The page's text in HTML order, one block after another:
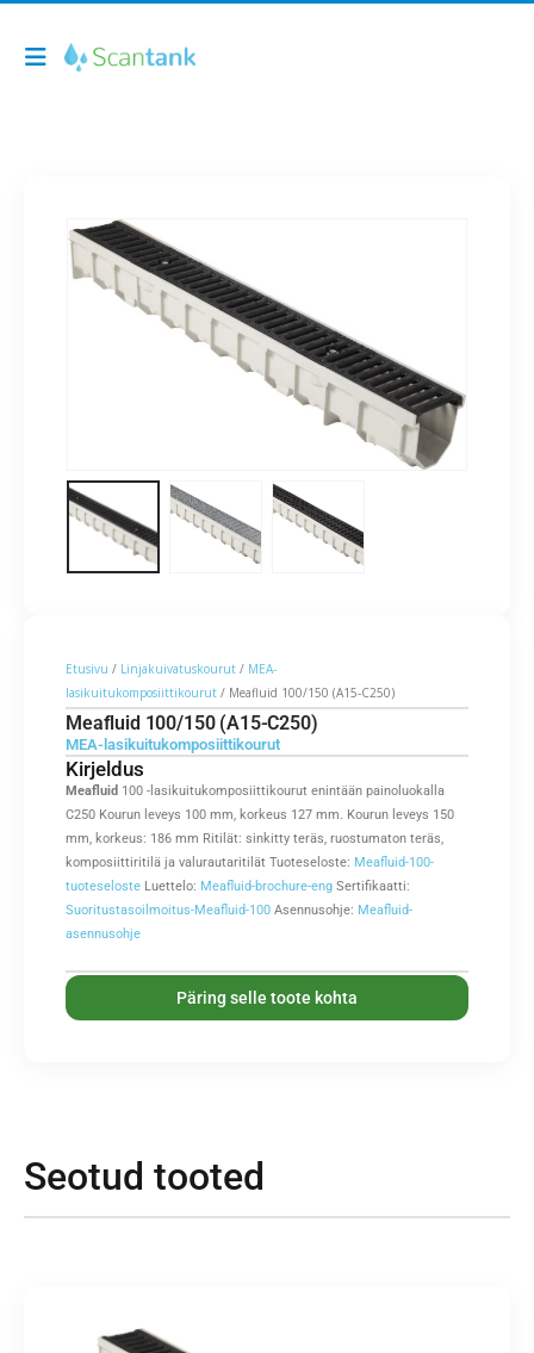
Etusivu / Linjakuivatuskourut / MEA-
lasikuitukomposiittikourut / Meafluid 100/150 (A15-C250)
Meafluid 100/150 (A15-C250)
MEA-lasikuitukomposiittikourut
Kirjeldus
Meafluid 100 -lasikuitukomposiittikourut enintään painoluokalla
C250 Kourun leveys 100 mm, korkeus 127 mm. Kourun leveys 150
mm, korkeus: 186 mm Ritilät: sinkitty teräs, ruostumaton teräs,
komposiittiritilä ja valurautaritilät Tuoteseloste: Meafluid-100-
tuoteseloste Luettelo: Meafluid-brochure-eng Sertifikaatti:
Suoritustasoilmoitus-Meafluid-100 Asennusohje: Meafluid-
asennusohje
Päring selle toote kohta
Seotud tooted